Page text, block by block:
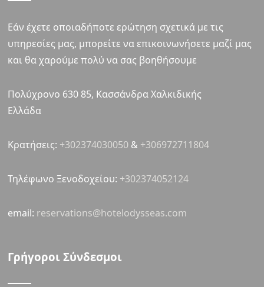
Εάν έχετε οποιαδήποτε ερώτηση σχετικά με τις
υπηρεσίες μας, μπορείτε να επικοινωνήσετε μαζί μας
και θα χαρούμε πολύ να σας βοηθήσουμε
Πολύχρονο 630 85, Κασσάνδρα Χαλκιδικής
Ελλάδα
Κρατήσεις: +302374030050 & +306972711804
Τηλέφωνο Ξενοδοχείου: +302374052124
email: reservations@hotelodysseas.com
Γρήγοροι Σύνδεσμοι